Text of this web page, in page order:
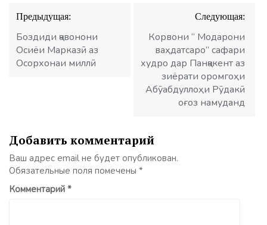
Навигация
по
записям
Предыдущая:
Боздиди ҷавонони
Осиёи Марказӣ аз
Осорхонаи миллӣ
Следующая:
Корвони “ Модарони
ваҳдатсаро” сафари
худро дар Панҷакент аз
зиёрати оромгоҳи
Абӯабдуллоҳи Рӯдакӣ
оғоз намуданд
Добавить комментарий
Ваш адрес email не будет опубликован.
Обязательные поля помечены *
Комментарий *